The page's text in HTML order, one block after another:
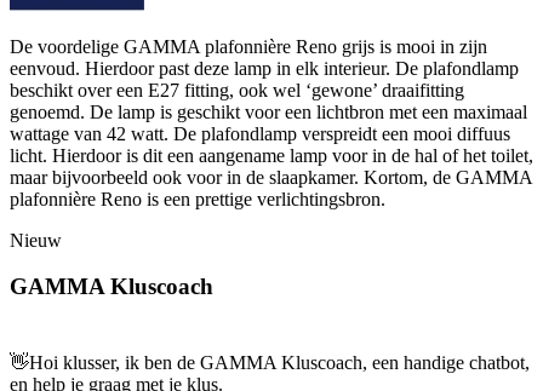
De voordelige GAMMA plafonnière Reno grijs is mooi in zijn
eenvoud. Hierdoor past deze lamp in elk interieur. De plafondlamp
beschikt over een E27 fitting, ook wel ‘gewone’ draaifitting
genoemd. De lamp is geschikt voor een lichtbron met een maximaal
wattage van 42 watt. De plafondlamp verspreidt een mooi diffuus
licht. Hierdoor is dit een aangename lamp voor in de hal of het toilet,
maar bijvoorbeeld ook voor in de slaapkamer. Kortom, de GAMMA
plafonnière Reno is een prettige verlichtingsbron.
Nieuw
GAMMA Kluscoach
👋Hoi klusser, ik ben de GAMMA Kluscoach, een handige chatbot,
en help je graag met je klus.